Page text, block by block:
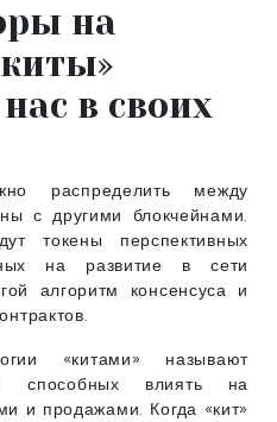
на
в своих
распределить между
с другими блокчейнами.
токены перспективных
на развитие в сети
алгоритм консенсуса и
«китами» называют
способных влиять на
и продажами. Когда «кит»